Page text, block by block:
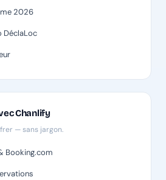
2026
DéclaLoc
Chanlify
— sans jargon.
Booking.com